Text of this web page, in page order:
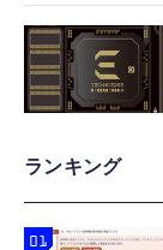
ランキング